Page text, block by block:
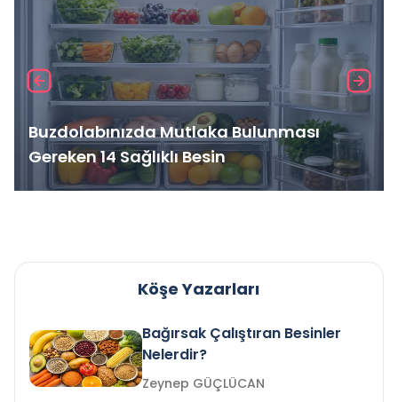
Buzdolabınızda Mutlaka Bulunması
Gereken 14 Sağlıklı Besin
Köşe Yazarları
Bağırsak Çalıştıran Besinler
Nelerdir?
Zeynep GÜÇLÜCAN